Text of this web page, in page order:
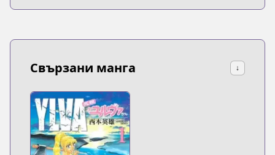
Свързани манга ↓